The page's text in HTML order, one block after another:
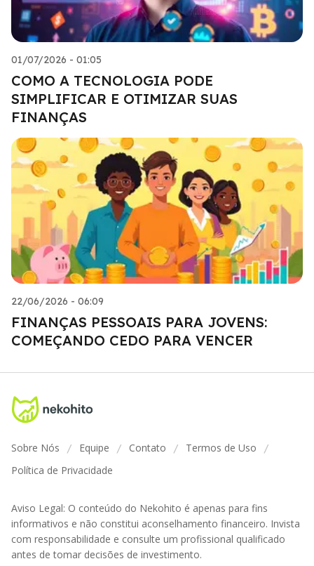
01/07/2026 - 01:05
COMO A TECNOLOGIA PODE
SIMPLIFICAR E OTIMIZAR SUAS
FINANÇAS
22/06/2026 - 06:09
FINANÇAS PESSOAIS PARA JOVENS:
COMEÇANDO CEDO PARA VENCER
Sobre Nós / Equipe / Contato / Termos de Uso /
Política de Privacidade
Aviso Legal: O conteúdo do Nekohito é apenas para fins
informativos e não constitui aconselhamento financeiro. Invista
com responsabilidade e consulte um profissional qualificado
antes de tomar decisões de investimento.